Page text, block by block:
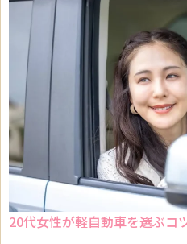
20代女性が軽自動車を選ぶコ